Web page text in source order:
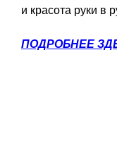
и красота руки в
ПОДРОБНЕЕ